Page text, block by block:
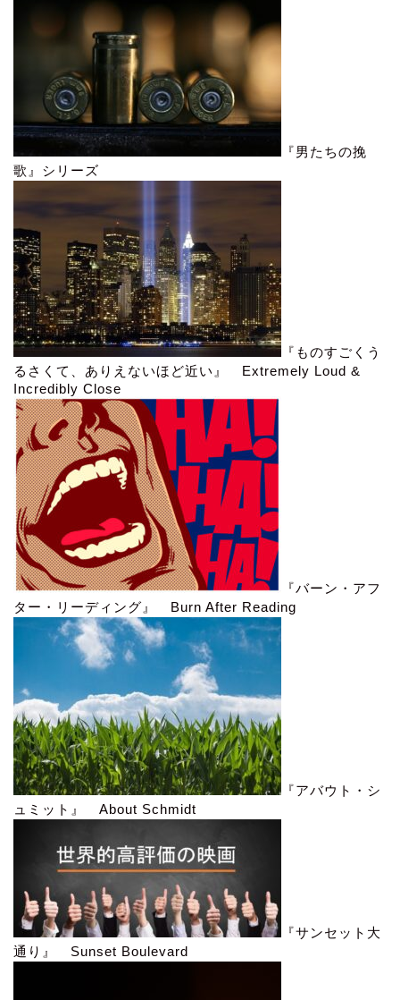
『男たちの挽
歌』シリーズ
『ものすごくう
るさくて、ありえないほど近い』 Extremely Loud &
Incredibly Close
『バーン・アフ
ター・リーディング』 Burn After Reading
『アバウト・シ
ュミット』 About Schmidt
『サンセット大
通り』 Sunset Boulevard